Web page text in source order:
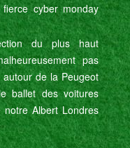
cyber monday
du plus haut
pas
de la Peugeot
ballet des voitures
notre Albert Londres